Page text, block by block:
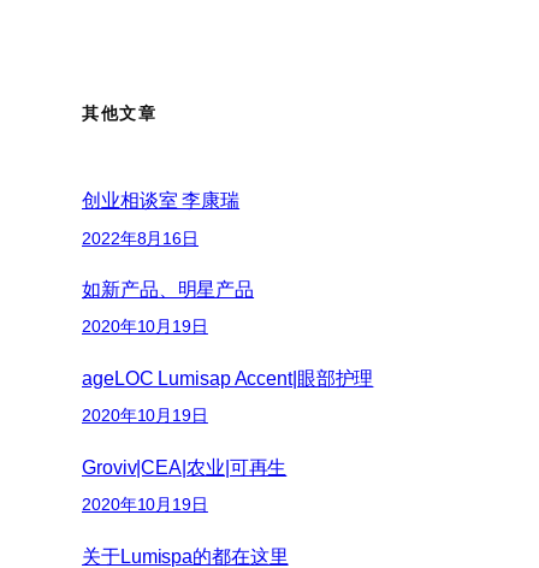
其他文章
创业相谈室 李康瑞
2022年8月16日
如新产品、明星产品
2020年10月19日
ageLOC Lumisap Accent|眼部护理
2020年10月19日
Groviv|CEA|农业|可再生
2020年10月19日
关于Lumispa的都在这里